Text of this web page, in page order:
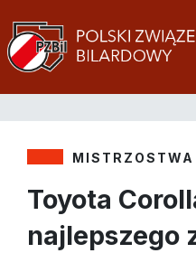
Toyota
najlepszego